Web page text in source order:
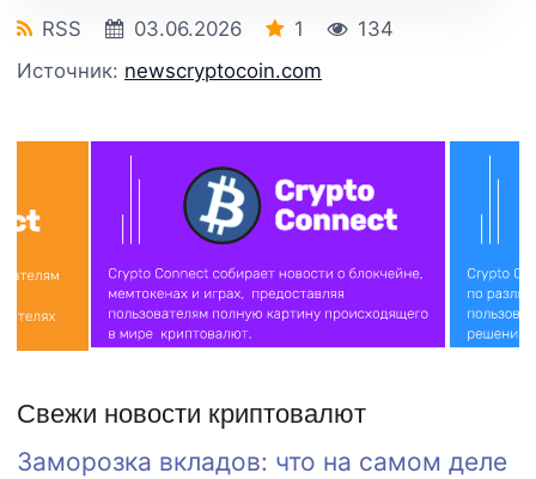
RSS 03.06.2026 1
134
Источник: newscryptocoin.com
Свежи новости криптовалют
Заморозка вкладов: что на самом деле